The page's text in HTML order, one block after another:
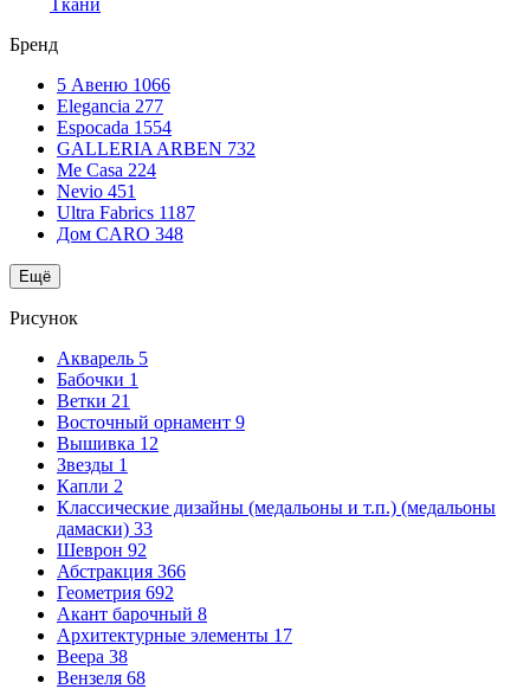
Ткани
Бренд
5 Авеню 1066
Elegancia 277
Espocada 1554
GALLERIA ARBEN 732
Me Casa 224
Nevio 451
Ultra Fabrics 1187
Дом CARO 348
Ещё
Рисунок
Акварель 5
Бабочки 1
Ветки 21
Восточный орнамент 9
Вышивка 12
Звезды 1
Капли 2
Классические дизайны (медальоны и т.п.) (медальоны
дамаски) 33
Шеврон 92
Абстракция 366
Геометрия 692
Акант барочный 8
Архитектурные элементы 17
Веера 38
Вензеля 68